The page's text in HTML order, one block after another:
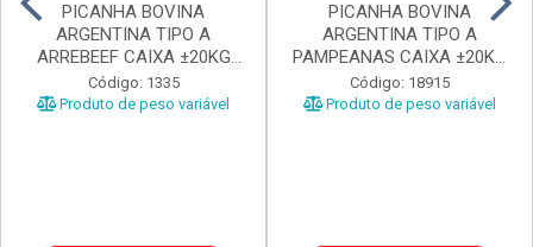
PICANHA BOVINA
ARGENTINA TIPO A
ARREBEEF CAIXA ±20KG
PEÇAS 1...
Código: 1335
Produto de peso variável
PICANHA BOVINA
ARGENTINA TIPO A
PAMPEANAS CAIXA ±20KG
PEÇAS ...
Código: 18915
Produto de peso variável